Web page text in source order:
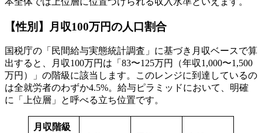
【性別】月収100万円の人口割合
国税庁の「民間給与実態統計調査」に基づき月収ベースで算
出すると、月収100万円は「83〜125万円（年収1,000〜1,500
万円）」の階級に該当します。このレンジに到達しているの
は全就労者のわずか4.5%。給与ピラミッドにおいて、明確
に「上位層」と呼べる立ち位置です。
月収階級